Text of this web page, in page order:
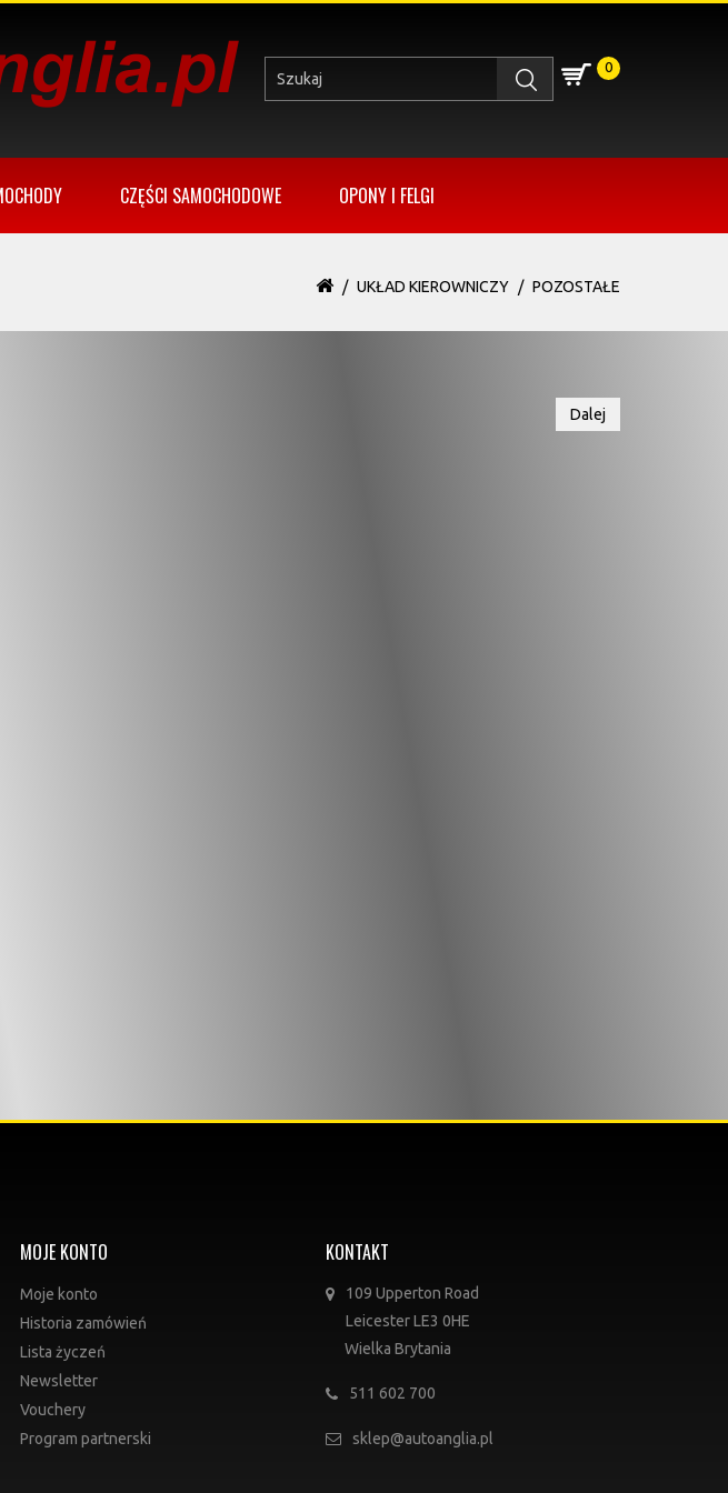
0
CZĘŚCI SAMOCHODOWE OPONY I FELGI
UKŁAD KIEROWNICZY POZOSTAŁE
Dalej
MOJE KONTO
Moje konto
Historia zamówień
Lista życzeń
Newsletter
Vouchery
Program partnerski
KONTAKT
109 Upperton Road
Leicester LE3 0HE
Wielka Brytania
511 602 700
sklep@autoanglia.pl